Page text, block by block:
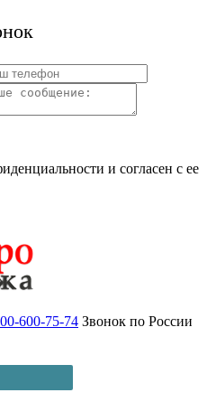
и согласен с ее
600-75-74 Звонок по России